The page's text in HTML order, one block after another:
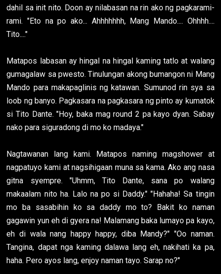
dahil sa init nito. Doon ay nilabasan na rin ako ng pagkarami-
rami. "Eto na po ako... Ahhhhhhh, Mang Mando.... Ohhhh....
Tito...."
Matapos labasan ay hingal na hingal kaming tatlo at walang
gumagalaw sa pwesto. Tinulungan akong bumangon ni Mang
Mando para makapaglinis ng katawan. Sumunod rin sya sa
loob ng banyo. Pagkasara na pagkasara ng pinto ay kumatok
si Tito Dante. "Hoy, baka mag round 2 pa kayo dyan. Sabay
nako para siguradong di mo ko madaya."
Nagtawanan lang kami. Matapos naming magshower at
nagpatuyo kami at nagsihigaan muna sa kama. Ako ang nasa
gitna syempre. "Uhmm, Tito Dante, sana po walang
makaalam nito ha. Lalo na po si Daddy." "Hahaha! Sa tingin
mo ba sasabihin ko sa daddy mo to? Bakit ko naman
gagawin yun eh di gyera na! Malamang baka lumayo pa kayo,
eh di wala nang happy happy, diba Mandy?" "Oo naman.
Tangina, dapat nga kaming dalawa lang eh, nakihati ka pa,
haha. Pero ayos lang, enjoy naman tayo. Sarap no?"